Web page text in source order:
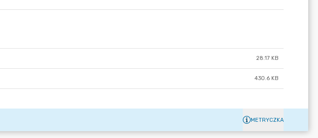
28.17 KB
430.6 KB
METRYCZKA